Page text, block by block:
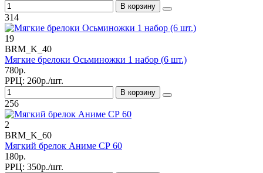
В корзину
314
19
BRM_K_40
Мягкие брелоки Осьминожки 1 набор (6 шт.)
780р.
РРЦ: 260р./шт.
В корзину
256
2
BRM_K_60
Мягкий брелок Аниме СР 60
180р.
РРЦ: 350р./шт.